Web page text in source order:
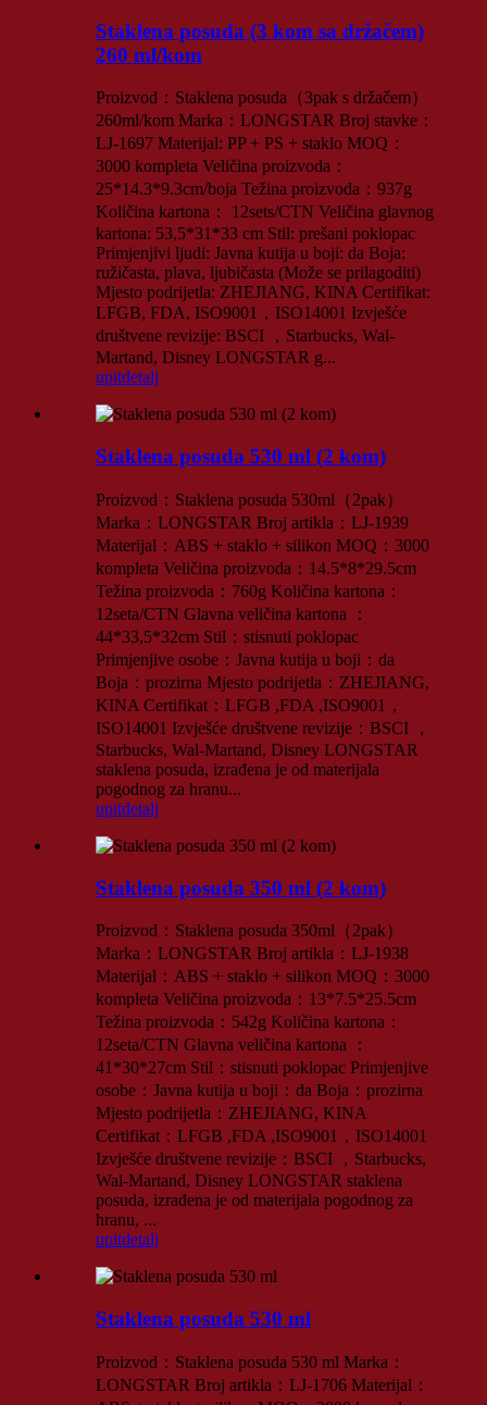
Staklena posuda (3 kom sa držačem)
260 ml/kom
Proizvod：Staklena posuda（3pak s držačem）
260ml/kom Marka：LONGSTAR Broj stavke：
LJ-1697 Materijal: PP + PS + staklo MOQ：
3000 kompleta Veličina proizvoda：
25*14.3*9.3cm/boja Težina proizvoda：937g
Količina kartona： 12sets/CTN Veličina glavnog
kartona: 53,5*31*33 cm Stil: prešani poklopac
Primjenjivi ljudi: Javna kutija u boji: da Boja:
ružičasta, plava, ljubičasta (Može se prilagoditi)
Mjesto podrijetla: ZHEJIANG, KINA Certifikat:
LFGB, FDA, ISO9001，ISO14001 Izvješće
društvene revizije: BSCI ，Starbucks, Wal-
Martand, Disney LONGSTAR g...
upitdetalj
Staklena posuda 530 ml (2 kom)
Proizvod：Staklena posuda 530ml（2pak）
Marka：LONGSTAR Broj artikla：LJ-1939
Materijal：ABS + staklo + silikon MOQ：3000
kompleta Veličina proizvoda：14.5*8*29.5cm
Težina proizvoda：760g Količina kartona：
12seta/CTN Glavna veličina kartona ：
44*33,5*32cm Stil：stisnuti poklopac
Primjenjive osobe：Javna kutija u boji：da
Boja：prozirna Mjesto podrijetla：ZHEJIANG,
KINA Certifikat：LFGB ,FDA ,ISO9001，
ISO14001 Izvješće društvene revizije：BSCI ，
Starbucks, Wal-Martand, Disney LONGSTAR
staklena posuda, izrađena je od materijala
pogodnog za hranu...
upitdetalj
Staklena posuda 350 ml (2 kom)
Proizvod：Staklena posuda 350ml（2pak）
Marka：LONGSTAR Broj artikla：LJ-1938
Materijal：ABS + staklo + silikon MOQ：3000
kompleta Veličina proizvoda：13*7.5*25.5cm
Težina proizvoda：542g Količina kartona：
12seta/CTN Glavna veličina kartona ：
41*30*27cm Stil：stisnuti poklopac Primjenjive
osobe：Javna kutija u boji：da Boja：prozirna
Mjesto podrijetla：ZHEJIANG, KINA
Certifikat：LFGB ,FDA ,ISO9001，ISO14001
Izvješće društvene revizije：BSCI ，Starbucks,
Wal-Martand, Disney LONGSTAR staklena
posuda, izrađena je od materijala pogodnog za
hranu, ...
upitdetalj
Staklena posuda 530 ml
Proizvod：Staklena posuda 530 ml Marka：
LONGSTAR Broj artikla：LJ-1706 Materijal：